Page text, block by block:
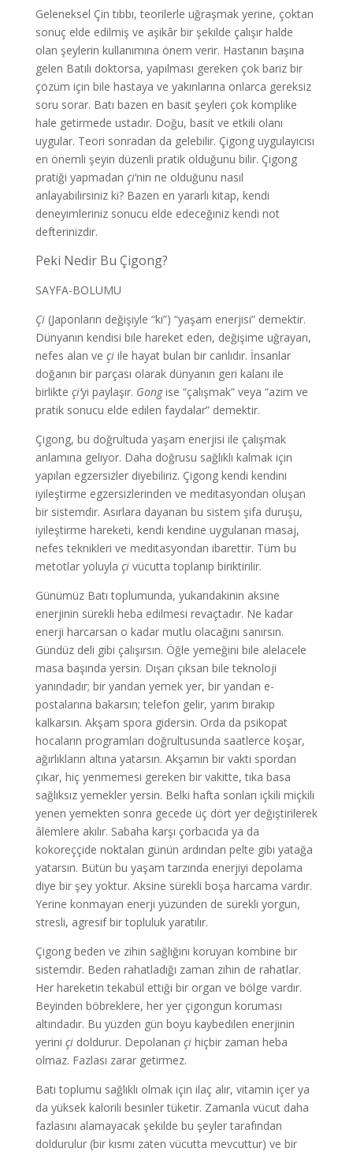
Geleneksel Çin tıbbı, teorilerle uğraşmak yerine, çoktan
sonuç elde edilmiş ve aşikâr bir şekilde çalışır halde
olan şeylerin kullanımına önem verir. Hastanın başına
gelen Batılı doktorsa, yapılması gereken çok bariz bir
çözüm için bile hastaya ve yakınlarına onlarca gereksiz
soru sorar. Batı bazen en basit şeyleri çok komplike
hale getirmede ustadır. Doğu, basit ve etkili olanı
uygular. Teori sonradan da gelebilir. Çigong uygulayıcısı
en önemli şeyin düzenli pratik olduğunu bilir. Çigong
pratiği yapmadan çi‘nin ne olduğunu nasıl
anlayabilirsiniz ki? Bazen en yararlı kitap, kendi
deneyimleriniz sonucu elde edeceğiniz kendi not
defterinizdir.
Peki Nedir Bu Çigong?
SAYFA-BOLUMU
Çi(Japonların değişiyle “ki”) “yaşam enerjisi” demektir.
Dünyanın kendisi bile hareket eden, değişime uğrayan,
nefes alan ve çiile hayat bulan bir canlıdır. İnsanlar
doğanın bir parçası olarak dünyanın geri kalanı ile
birlikte çi’yi paylaşır. Gongise “çalışmak” veya “azim ve
pratik sonucu elde edilen faydalar” demektir.
Çigong, bu doğrultuda yaşam enerjisi ile çalışmak
anlamına geliyor. Daha doğrusu sağlıklı kalmak için
yapılan egzersizler diyebiliriz. Çigong kendi kendini
iyileştirme egzersizlerinden ve meditasyondan oluşan
bir sistemdir. Asırlara dayanan bu sistem şifa duruşu,
iyileştirme hareketi, kendi kendine uygulanan masaj,
nefes teknikleri ve meditasyondan ibarettir. Tüm bu
metotlar yoluyla çi vücutta toplanıp biriktirilir.
Günümüz Batı toplumunda, yukarıdakinin aksine
enerjinin sürekli heba edilmesi revaçtadır. Ne kadar
enerji harcarsan o kadar mutlu olacağını sanırsın.
Gündüz deli gibi çalışırsın. Öğle yemeğini bile alelacele
masa başında yersin. Dışarı çıksan bile teknoloji
yanındadır; bir yandan yemek yer, bir yandan e-
postalarına bakarsın; telefon gelir, yarım bırakıp
kalkarsın. Akşam spora gidersin. Orda da psikopat
hocaların programları doğrultusunda saatlerce koşar,
ağırlıkların altına yatarsın. Akşamın bir vakti spordan
çıkar, hiç yenmemesi gereken bir vakitte, tıka basa
sağlıksız yemekler yersin. Belki hafta sonları içkili miçkili
yenen yemekten sonra gecede üç dört yer değiştirilerek
âlemlere akılır. Sabaha karşı çorbacıda ya da
kokoreççide noktalan günün ardından pelte gibi yatağa
yatarsın. Bütün bu yaşam tarzında enerjiyi depolama
diye bir şey yoktur. Aksine sürekli boşa harcama vardır.
Yerine konmayan enerji yüzünden de sürekli yorgun,
stresli, agresif bir topluluk yaratılır.
Çigong beden ve zihin sağlığını koruyan kombine bir
sistemdir. Beden rahatladığı zaman zihin de rahatlar.
Her hareketin tekabül ettiği bir organ ve bölge vardır.
Beyinden böbreklere, her yer çigongun koruması
altındadır. Bu yüzden gün boyu kaybedilen enerjinin
yerini çidoldurur. Depolanan çihiçbir zaman heba
olmaz. Fazlası zarar getirmez.
Batı toplumu sağlıklı olmak için ilaç alır, vitamin içer ya
da yüksek kalorili besinler tüketir. Zamanla vücut daha
fazlasını alamayacak şekilde bu şeyler tarafından
doldurulur (bir kısmı zaten vücutta mevcuttur) ve bir